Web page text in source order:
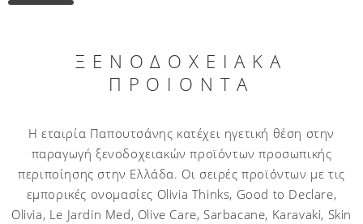
ΞΕΝΟΔΟΧΕΙΑΚΑ
ΠΡΟΙΟΝΤΑ
H εταιρία Παπουτσάνης κατέχει ηγετική θέση στην
παραγωγή ξενοδοχειακών προϊόντων προσωπικής
περιποίησης στην Ελλάδα. Οι σειρές προϊόντων με τις
εμπορικές ονομασίες Olivia Thinks, Good to Declare,
Olivia, Le Jardin Med, Olive Care, Sarbacane, Karavaki, Skin